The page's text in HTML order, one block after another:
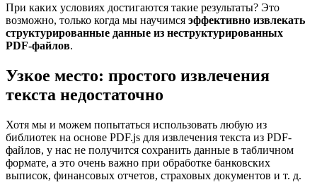
При каких условиях достигаются такие результаты? Это
возможно, только когда мы научимся эффективно извлекать
структурированные данные из неструктурированных
PDF-файлов.
Узкое место: простого извлечения
текста недостаточно
Хотя мы и можем попытаться использовать любую из
библиотек на основе PDF.js для извлечения текста из PDF-
файлов, у нас не получится сохранить данные в табличном
формате, а это очень важно при обработке банковских
выписок, финансовых отчетов, страховых документов и т. д.